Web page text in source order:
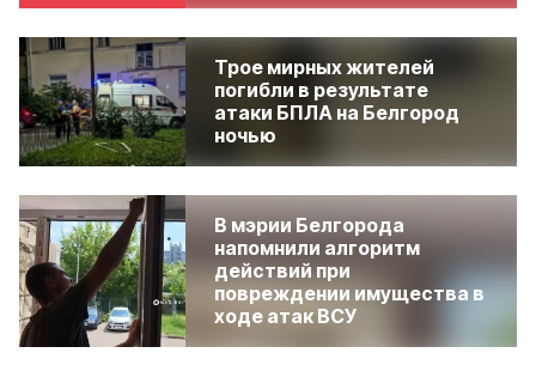
Трое мирных жителей
погибли в результате
атаки БПЛА на Белгород
ночью
В мэрии Белгорода
напомнили алгоритм
действий при
повреждении имущества в
ходе атак ВСУ